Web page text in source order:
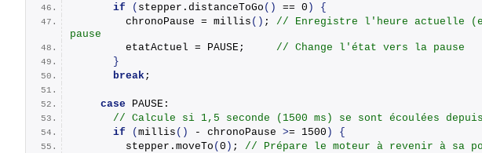
if
( stepper. distanceToGo () == 0 )
{
        chronoPause =
millis () ; // Enregistre l'heure actuelle
pause
        etatActuel = PAUSE;
// Change l'état vers la pause
}
break;
case PAUSE:
// Calcule si 1,5 seconde (1500 ms) se sont écoulées
if
( millis () - chronoPause >= 1500 )
{
        stepper.
moveTo ( 0 ) ; // Prépare le moteur à revenir à sa